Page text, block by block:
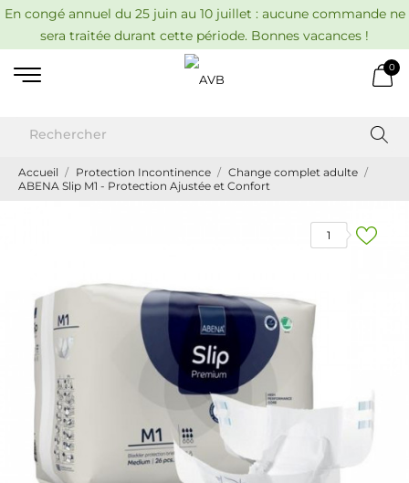
En congé annuel du 25 juin au 10 juillet : aucune commande ne
sera traitée durant cette période. Bonnes vacances !
0
Accueil Protection Incontinence
Change complet adulte
ABENA Slip M1 - Protection Ajustée et Confort
1